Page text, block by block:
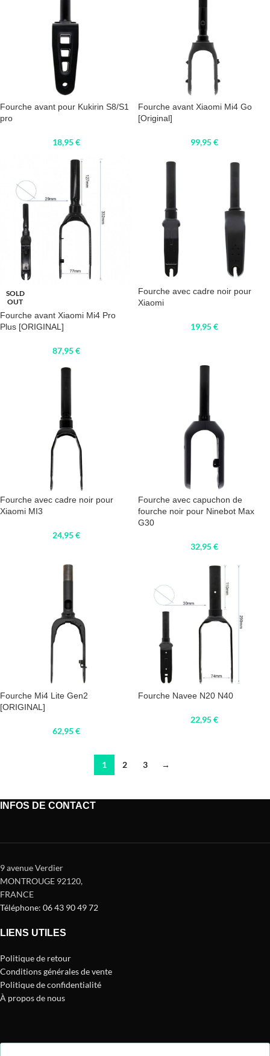
Fourche avant pour Kukirin S8/S1
pro
18,95€
Fourche avant Xiaomi Mi4 Go
[Original]
99,95€
SOLD
OUT
Fourche avant Xiaomi Mi4 Pro
Plus [ORIGINAL]
87,95€
Fourche avec cadre noir pour
Xiaomi
19,95€
Fourche avec cadre noir pour
Xiaomi MI3
24,95€
Fourche avec capuchon de
fourche noir pour Ninebot Max
G30
32,95€
Fourche Mi4 Lite Gen2
[ORIGINAL]
62,95€
Fourche Navee N20 N40
22,95€
1 2 3 →
INFOS DE CONTACT
9 avenue Verdier
MONTROUGE 92120,
FRANCE
Téléphone: 06 43 90 49 72
LIENS UTILES
Politique de retour
Conditions générales de vente
Politique de confidentialité
À propos de nous